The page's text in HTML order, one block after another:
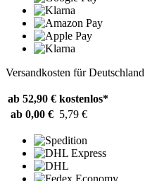
Versandkosten für Deutschland
ab 52,90 € kostenlos*
ab 0,00 € 5,79 €